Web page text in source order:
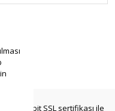
256bit SSL sertifikası ile